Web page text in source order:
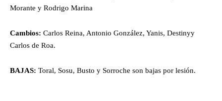
Morante y Rodrigo Marina
Cambios: Carlos Reina, Antonio González, Yanis, Destinyy
Carlos de Roa.
BAJAS: Toral, Sosu, Busto y Sorroche son bajas por lesión.